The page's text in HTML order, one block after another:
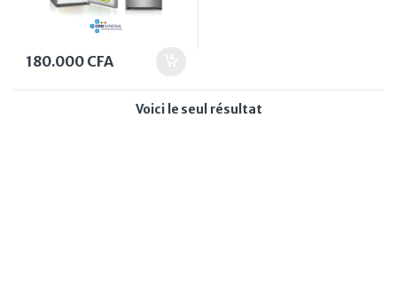
180.000 CFA
Voici le seul résultat